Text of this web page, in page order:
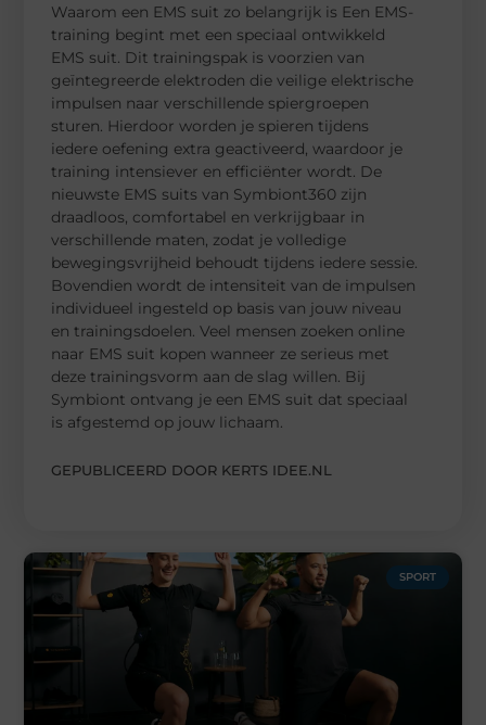
Waarom een EMS suit zo belangrijk is Een EMS-
training begint met een speciaal ontwikkeld
EMS suit. Dit trainingspak is voorzien van
geïntegreerde elektroden die veilige elektrische
impulsen naar verschillende spiergroepen
sturen. Hierdoor worden je spieren tijdens
iedere oefening extra geactiveerd, waardoor je
training intensiever en efficiënter wordt. De
nieuwste EMS suits van Symbiont360 zijn
draadloos, comfortabel en verkrijgbaar in
verschillende maten, zodat je volledige
bewegingsvrijheid behoudt tijdens iedere sessie.
Bovendien wordt de intensiteit van de impulsen
individueel ingesteld op basis van jouw niveau
en trainingsdoelen. Veel mensen zoeken online
naar EMS suit kopen wanneer ze serieus met
deze trainingsvorm aan de slag willen. Bij
Symbiont ontvang je een EMS suit dat speciaal
is afgestemd op jouw lichaam.
GEPUBLICEERD DOOR KERTS IDEE.NL
SPORT